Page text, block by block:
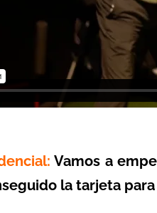
Vamos a
la tarjeta para